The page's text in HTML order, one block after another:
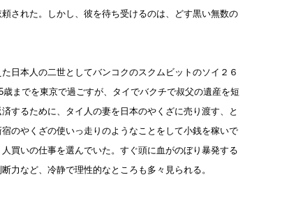
された。しかし、彼を待ち受けるのは、どす黒い無数の
日本人の二世としてバンコクのスクムビットのソイ２６
までを東京で過ごすが、タイでバクチで叔父の遺産を短
するために、タイ人の妻を日本のやくざに売り渡す、と
のやくざの使いっ走りのようなことをして小銭を稼いで
買いの仕事を選んでいた。すぐ頭に血がのぼり暴発する
力など、冷静で理性的なところも多々見られる。